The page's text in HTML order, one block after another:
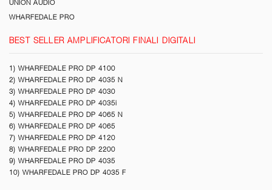
UNION AUDIO
WHARFEDALE PRO
BEST SELLER AMPLIFICATORI FINALI DIGITALI
1) WHARFEDALE PRO DP 4100
2) WHARFEDALE PRO DP 4035 N
3) WHARFEDALE PRO DP 4030
4) WHARFEDALE PRO DP 4035i
5) WHARFEDALE PRO DP 4065 N
6) WHARFEDALE PRO DP 4065
7) WHARFEDALE PRO DP 4120
8) WHARFEDALE PRO DP 2200
9) WHARFEDALE PRO DP 4035
10) WHARFEDALE PRO DP 4035 F